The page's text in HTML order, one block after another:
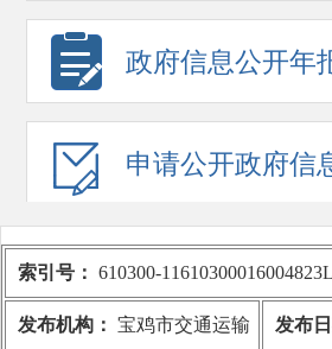
政府信息公开年
申请公开政府信
索引号： 610300-
发布机构： 宝鸡市交通运输 发布日